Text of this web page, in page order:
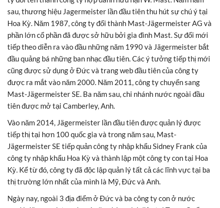
sau, thương hiệu Jagermeister lần đầu tiên thu hút sự chú ý tại
Hoa Kỳ. Năm 1987, công ty đổi thành Mast-Jägermeister AG và
phần lớn cổ phần đã được sở hữu bởi gia đình Mast. Sự đổi mới
tiếp theo diễn ra vào đầu những năm 1990 và Jägermeister bắt
đầu quảng bá những ban nhạc đầu tiên. Các ý tưởng tiếp thị mới
cũng được sử dụng ở Đức và trang web đầu tiên của công ty
được ra mắt vào năm 2000. Năm 2011, công ty chuyển sang
Mast-Jägermeister SE. Ba năm sau, chi nhánh nước ngoài đầu
tiên được mở tại Camberley, Anh.
Vào năm 2014, Jägermeister lần đầu tiên được quản lý được
tiếp thị tại hơn 100 quốc gia và trong năm sau, Mast-
Jägermeister SE tiếp quản công ty nhập khẩu Sidney Frank của
công ty nhập khẩu Hoa Kỳ và thành lập một công ty con tại Hoa
Kỳ. Kể từ đó, công ty đã độc lập quản lý tất cả các lĩnh vực tại ba
thị trường lớn nhất của mình là Mỹ, Đức và Anh.
Ngày nay, ngoài 3 địa điểm ở Đức và ba công ty con ở nước